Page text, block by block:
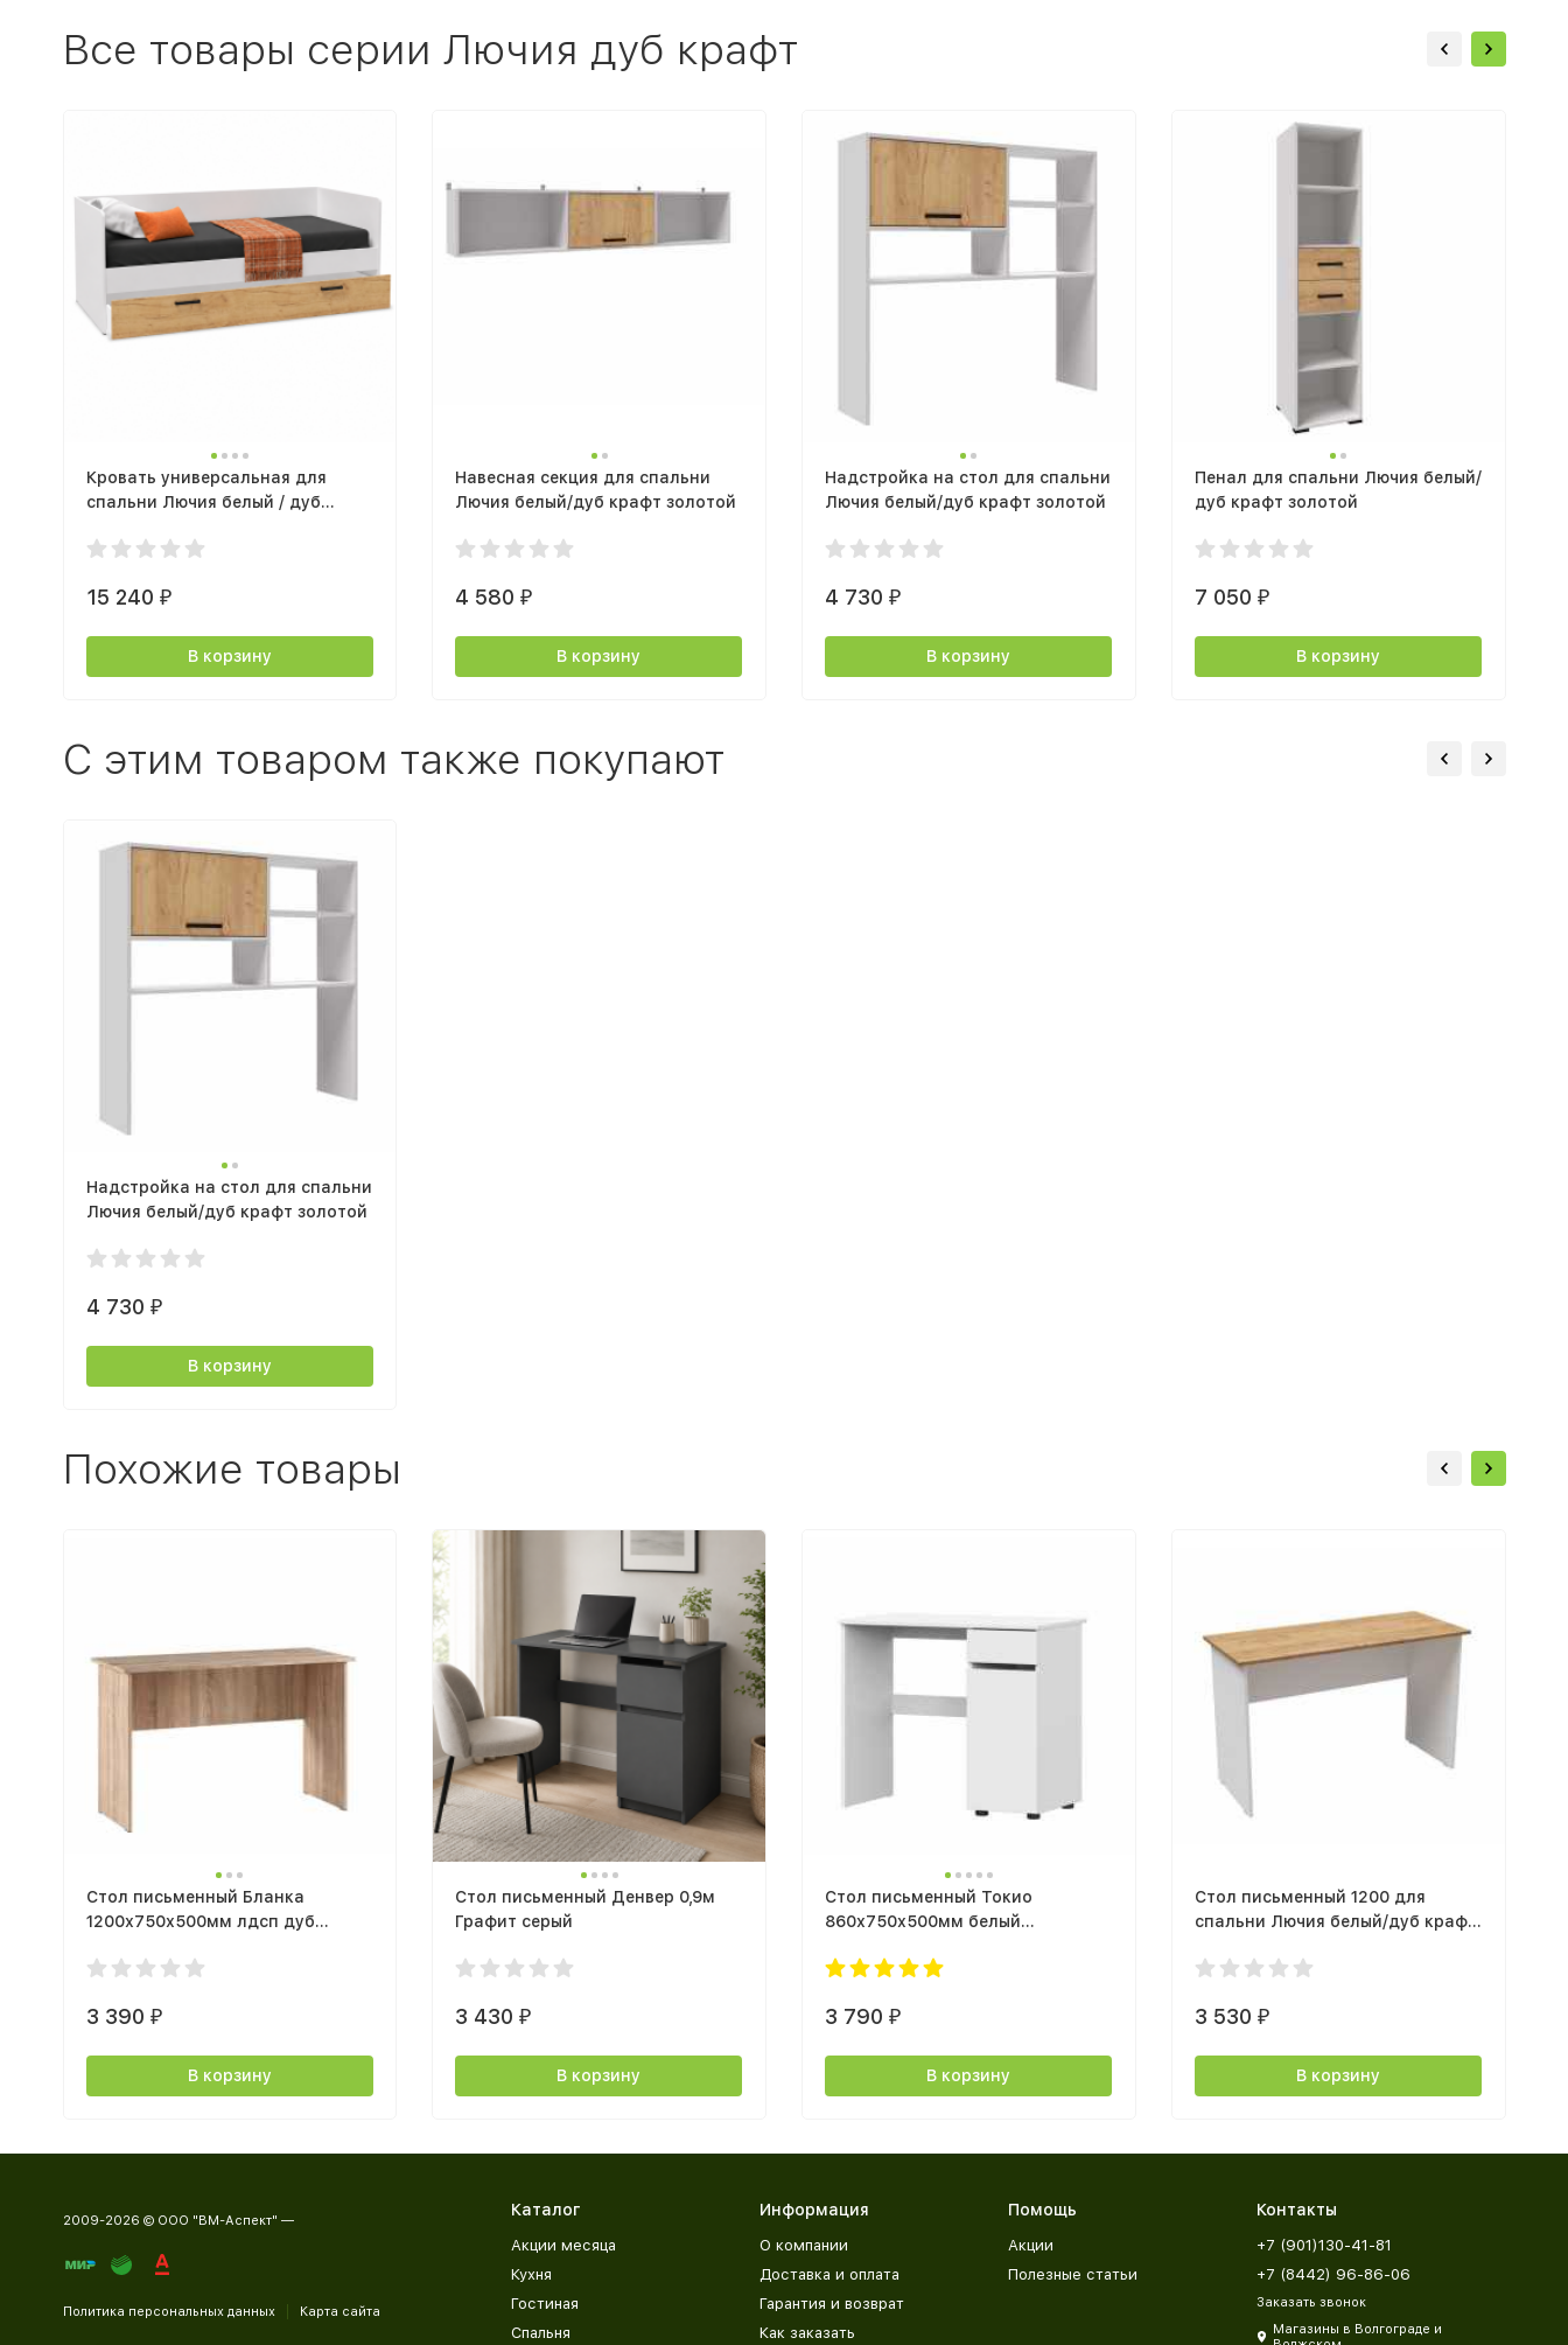
Все товары серии Лючия дуб крафт
Кровать универсальная для
спальни Лючия белый / дуб
15 240 ₽
В корзину
Навесная секция для спальни
Лючия белый/дуб крафт золотой
4 580₽
В корзину
Надстройка на стол для спальни
Лючия белый/дуб крафт золотой
4 730 ₽
В корзину
Пенал для спальни Лючия белый/
дуб крафт золотой
7 050 ₽
В корзину
C этим товаром также покупают
Надстройка на стол для спальни
Лючия белый/дуб крафт золотой
4 730 ₽
В корзину
Похожие товары
Стол письменный Бланка
1200х750х500мм лдсп дуб
3 390 ₽
В корзину
Стол письменный Денвер 0,9м
Графит серый
3 430₽
В корзину
Стол письменный Токио
860х750х500мм белый
3 790 ₽
В корзину
Стол письменный 1200 для
спальни Лючия белый/дуб крафт
3 530 ₽
В корзину
2009-2026 © ООО "ВМ-Аспект" —
Политика персональных данных Карта сайта
Каталог
Акции месяца
Кухня
Гостиная
Спальня
Информация
О компании
Доставка и оплата
Гарантия и возврат
Как заказать
Помощь
Акции
Полезные статьи
Контакты
+7 (901)130-41-81
+7 (8442) 96-86-06
Заказать звонок
Магазины в Волгограде и